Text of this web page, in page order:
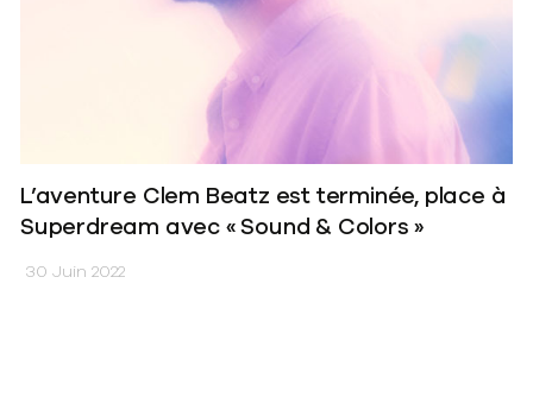
L’aventure Clem Beatz est terminée, place à
Superdream avec « Sound & Colors »
30 Juin 2022